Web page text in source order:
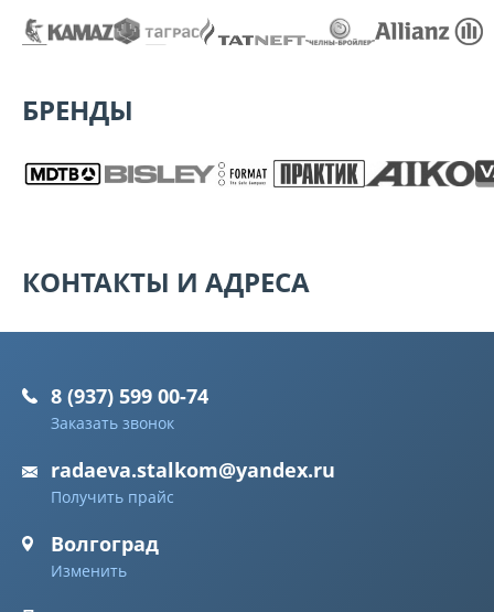
БРЕНДЫ
КОНТАКТЫ И АДРЕСА
8 (937) 599 00-74
Заказать звонок
radaeva.stalkom@yandex.ru
Получить прайс
Волгоград
Изменить